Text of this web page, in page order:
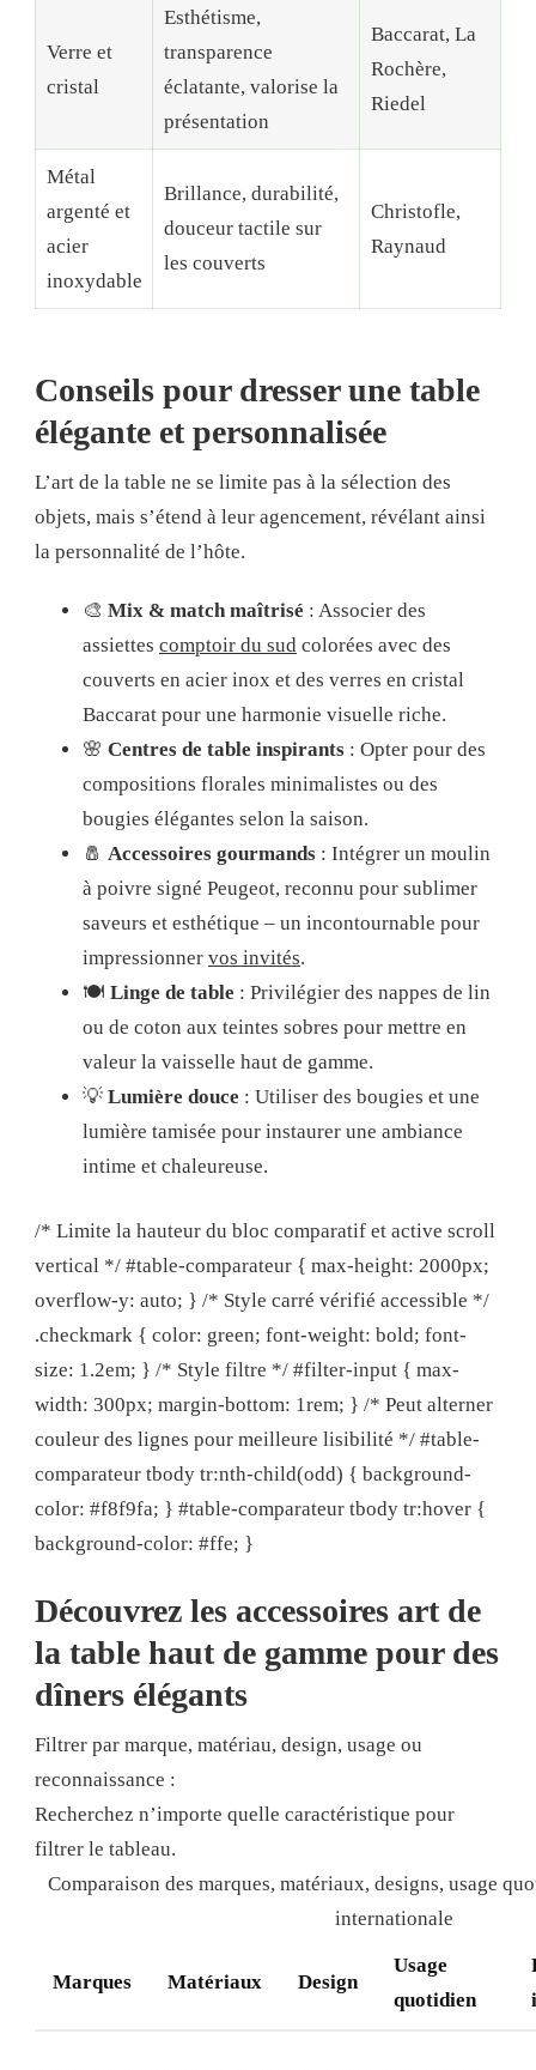
Verre et
cristal
Esthétisme,
transparence
éclatante, valorise la
présentation
Baccarat, La
Rochère,
Riedel
Métal
argenté et
acier
inoxydable
Brillance, durabilité,
douceur tactile sur
les couverts
Christofle,
Raynaud
Conseils pour dresser une table
élégante et personnalisée
L’art de la table ne se limite pas à la sélection des
objets, mais s’étend à leur agencement, révélant ainsi
la personnalité de l’hôte.
🎨 Mix & match maîtrisé : Associer des
assiettes comptoir du sud colorées avec des
couverts en acier inox et des verres en cristal
Baccarat pour une harmonie visuelle riche.
🌸 Centres de table inspirants : Opter pour des
compositions florales minimalistes ou des
bougies élégantes selon la saison.
🧂 Accessoires gourmands : Intégrer un moulin
à poivre signé Peugeot, reconnu pour sublimer
saveurs et esthétique – un incontournable pour
impressionner vos invités.
🍽️ Linge de table : Privilégier des nappes de lin
ou de coton aux teintes sobres pour mettre en
valeur la vaisselle haut de gamme.
💡 Lumière douce : Utiliser des bougies et une
lumière tamisée pour instaurer une ambiance
intime et chaleureuse.
/* Limite la hauteur du bloc comparatif et active scroll
vertical */ #table-comparateur { max-height: 2000px;
overflow-y: auto; } /* Style carré vérifié accessible */
.checkmark { color: green; font-weight: bold; font-
size: 1.2em; } /* Style filtre */ #filter-input { max-
width: 300px; margin-bottom: 1rem; } /* Peut alterner
couleur des lignes pour meilleure lisibilité */ #table-
comparateur tbody tr:nth-child(odd) { background-
color: #f8f9fa; } #table-comparateur tbody tr:hover {
background-color: #ffe; }
Découvrez les accessoires art de
la table haut de gamme pour des
dîners élégants
Filtrer par marque, matériau, design, usage ou
reconnaissance :
Recherchez n’importe quelle caractéristique pour
filtrer le tableau.
Comparaison des marques, matériaux, designs, usage
internationale
Marques Matériaux Design
Usage
quotidien